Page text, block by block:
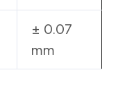
± 0.07
mm